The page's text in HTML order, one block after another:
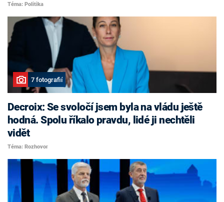
Téma: Politika
7 fotografií
Decroix: Se svoločí jsem byla na vládu ještě
hodná. Spolu říkalo pravdu, lidé ji nechtěli
vidět
Téma: Rozhovor